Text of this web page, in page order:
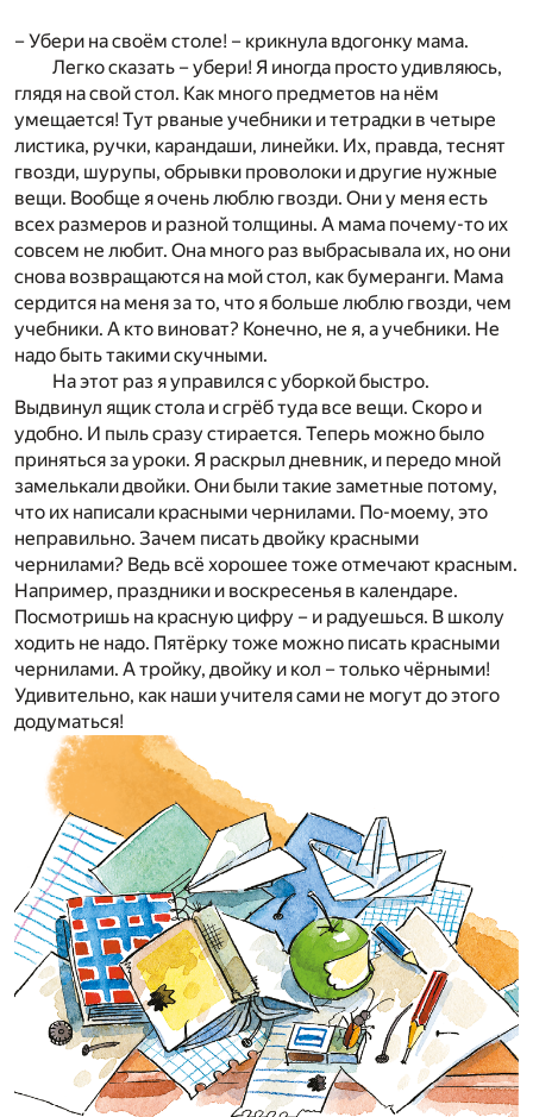
– Убери на своём столе! – крикнула вдогонку мама.
Легко сказать – убери! Я иногда просто удивляюсь,
глядя на свой стол. Как много предметов на нём
умещается! Тут рваные учебники и тетрадки в четыре
листика, ручки, карандаши, линейки. Их, правда, теснят
гвозди, шурупы, обрывки проволоки и другие нужные
вещи. Вообще я очень люблю гвозди. Они у меня есть
всех размеров и разной толщины. А мама почему-то их
совсем не любит. Она много раз выбрасывала их, но они
снова возвращаются на мой стол, как бумеранги. Мама
сердится на меня за то, что я больше люблю гвозди, чем
учебники. А кто виноват? Конечно, не я, а учебники. Не
надо быть такими скучными.
На этот раз я управился с уборкой быстро.
Выдвинул ящик стола и сгрёб туда все вещи. Скоро и
удобно. И пыль сразу стирается. Теперь можно было
приняться за уроки. Я раскрыл дневник, и передо мной
замелькали двойки. Они были такие заметные потому,
что их написали красными чернилами. По-моему, это
неправильно. Зачем писать двойку красными
чернилами? Ведь всё хорошее тоже отмечают красным.
Например, праздники и воскресенья в календаре.
Посмотришь на красную цифру – и радуешься. В школу
ходить не надо. Пятёрку тоже можно писать красными
чернилами. А тройку, двойку и кол – только чёрными!
Удивительно, как наши учителя сами не могут до этого
додуматься!